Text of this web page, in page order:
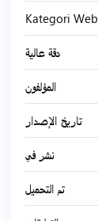
Kategori Web
دقة عالية
المؤلفون
تاريخ الإصدار
نشر في
تم التحميل